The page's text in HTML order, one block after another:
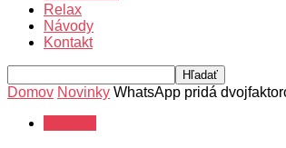
Relax
Návody
Kontakt
Domov Novinky WhatsApp pridá